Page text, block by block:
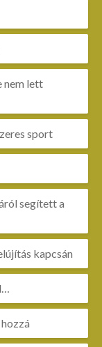
nem lett
sport
segített a
kapcsán